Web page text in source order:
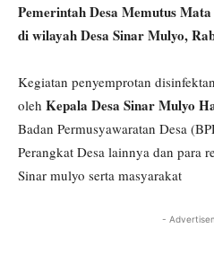
Pemerintah Desa Memutus
di wilayah Desa Sinar Mulyo,
Kegiatan penyemprotan
oleh Kepala Desa Sinar Mulyo
Badan Permusyawaratan Desa
Perangkat Desa lainnya dan para
Sinar mulyo serta masyarakat
-